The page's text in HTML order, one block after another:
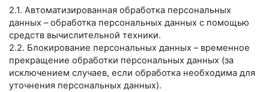
2.1. Автоматизированная обработка персональных
данных – обработка персональных данных с помощью
средств вычислительной техники.
2.2. Блокирование персональных данных – временное
прекращение обработки персональных данных (за
исключением случаев, если обработка необходима для
уточнения персональных данных).